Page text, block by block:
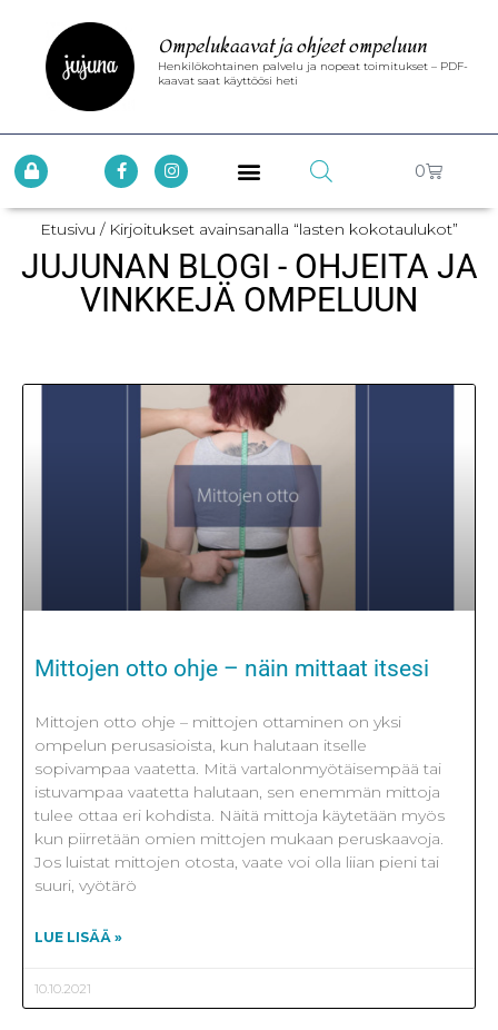
Ompelukaavat ja ohjeet ompeluun
Henkilökohtainen palvelu ja nopeat toimitukset – PDF-
kaavat saat käyttöösi heti
0
Etusivu / Kirjoitukset avainsanalla “lasten kokotaulukot”
JUJUNAN BLOGI - OHJEITA JA
VINKKEJÄ OMPELUUN
Mittojen otto ohje – näin mittaat itsesi
Mittojen otto ohje – mittojen ottaminen on yksi
ompelun perusasioista, kun halutaan itselle
sopivampaa vaatetta. Mitä vartalonmyötäisempää tai
istuvampaa vaatetta halutaan, sen enemmän mittoja
tulee ottaa eri kohdista. Näitä mittoja käytetään myös
kun piirretään omien mittojen mukaan peruskaavoja.
Jos luistat mittojen otosta, vaate voi olla liian pieni tai
suuri, vyötärö
LUE LISÄÄ »
10.10.2021